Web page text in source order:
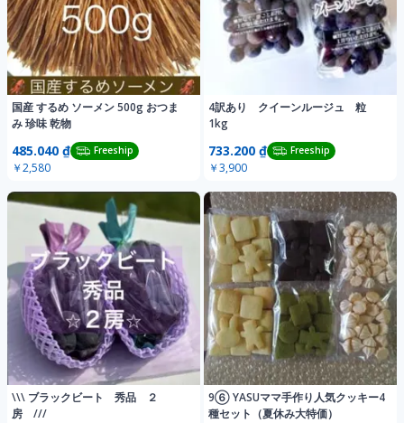
国産 するめ ソーメン 500g おつま
み 珍味 乾物
485.040 ₫ Freeship
￥2,580
4訳あり クイーンルージュ 粒
1kg
733.200 ₫ Freeship
￥3,900
\\\ ブラックビート 秀品 ２
房 ///
9⑥ YASUママ手作り人気クッキー4
種セット（夏休み大特価）